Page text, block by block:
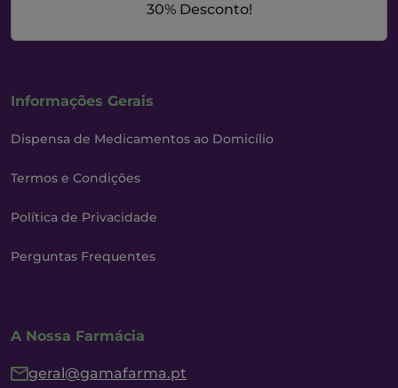
30% Desconto!
Informações Gerais
Dispensa de Medicamentos ao Domicílio
Termos e Condições
Política de Privacidade
Perguntas Frequentes
A Nossa Farmácia
geral@gamafarma.pt